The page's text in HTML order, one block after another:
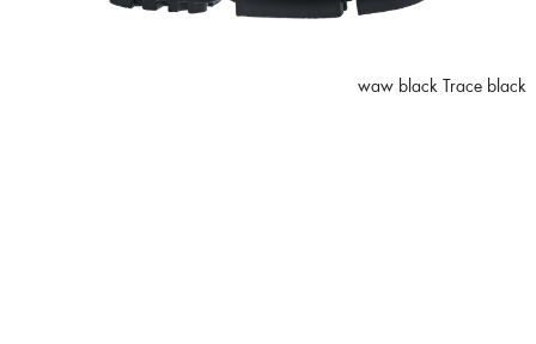
waw black Trace black